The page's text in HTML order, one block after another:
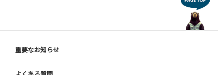
重要なお知らせ